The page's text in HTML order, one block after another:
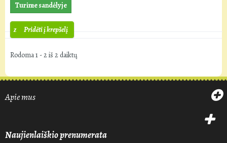
Turime sandėlyje
Pridėti į krepšelį
Rodoma 1 - 2 iš 2 daiktų
Apie mus
Naujienlaiškio prenumerata